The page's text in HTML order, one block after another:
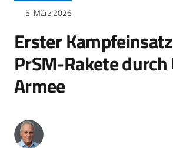
5. März 2026
Erster
PrSM-Rakete durch
Armee